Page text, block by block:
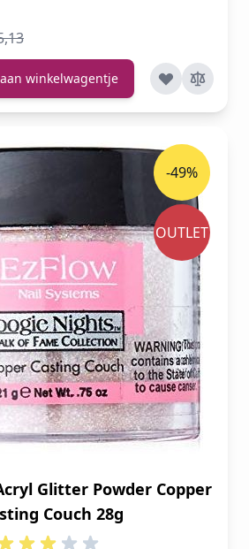
winkelwagentje
Glitter Powder Copper
Couch 28g
-49%
OUTLET